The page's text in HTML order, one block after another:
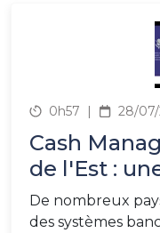
0h57 | 28/
Cash
de l'Est :
De nombreux
des systèmes